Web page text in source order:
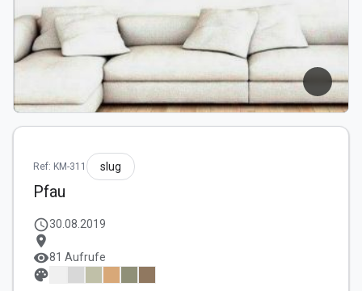
Ref: KM-311 slug
Pfau
schedule30.08.2019
location_on
visibility81 Aufrufe
palette